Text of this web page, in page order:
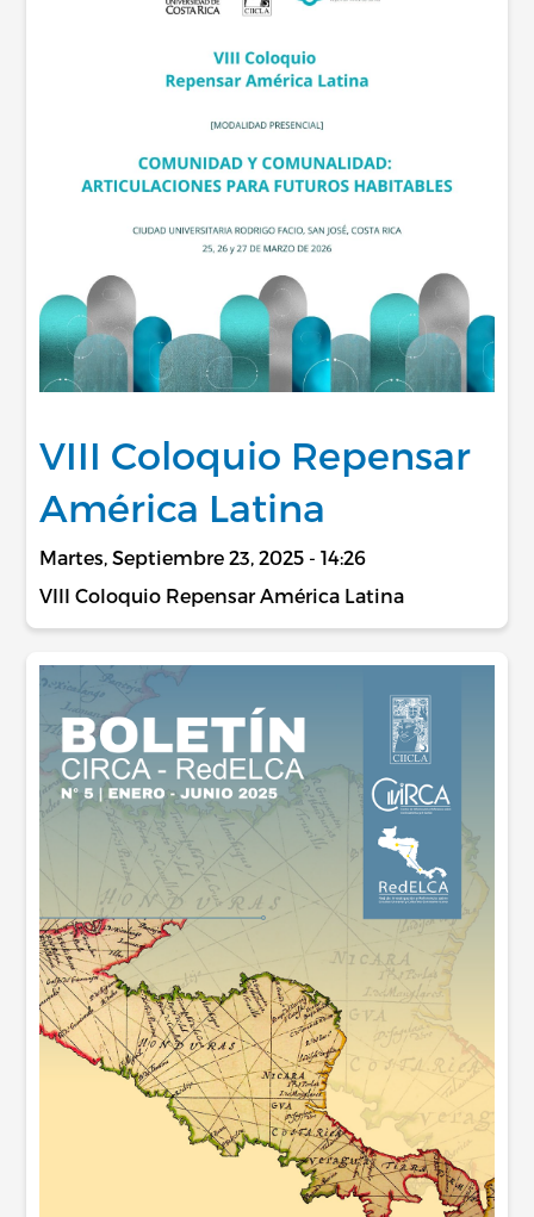
VIII Coloquio Repensar
América Latina
Martes, Septiembre 23, 2025 - 14:26
VIII Coloquio Repensar América Latina